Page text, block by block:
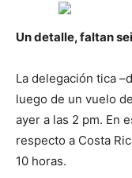
Un detalle, faltan
La delegación tica
luego de un vuelo
ayer a las 2 pm. En
respecto a Costa
10 horas.